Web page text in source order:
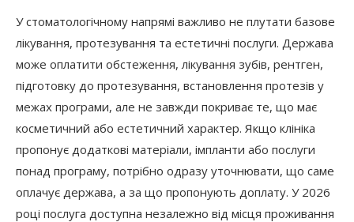
У стоматологічному напрямі важливо не плутати базове
лікування, протезування та естетичні послуги. Держава
може оплатити обстеження, лікування зубів, рентген,
підготовку до протезування, встановлення протезів у
межах програми, але не завжди покриває те, що має
косметичний або естетичний характер. Якщо клініка
пропонує додаткові матеріали, імпланти або послуги
понад програму, потрібно одразу уточнювати, що саме
оплачує держава, а за що пропонують доплату. У 2026
році послуга доступна незалежно від місця проживання